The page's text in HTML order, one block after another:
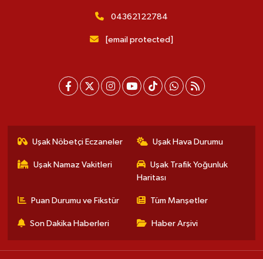
04362122784
[email protected]
Uşak Nöbetçi Eczaneler Uşak Hava Durumu
Uşak Namaz Vakitleri
Uşak Trafik Yoğunluk
Haritası
Puan Durumu ve Fikstür Tüm Manşetler
Son Dakika Haberleri Haber Arşivi